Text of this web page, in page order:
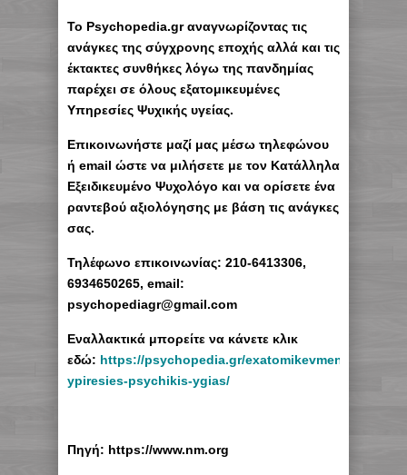
Το Psychopedia.gr αναγνωρίζοντας τις
ανάγκες της σύγχρονης εποχής αλλά και τις
έκτακτες συνθήκες λόγω της πανδημίας
παρέχει σε όλους εξατομικευμένες
Υπηρεσίες Ψυχικής υγείας.
Επικοινωνήστε μαζί μας μέσω τηλεφώνου
ή email ώστε να μιλήσετε με τον Κατάλληλα
Εξειδικευμένο Ψυχολόγο και να ορίσετε ένα
ραντεβού αξιολόγησης με βάση τις ανάγκες
σας.
Τηλέφωνο επικοινωνίας: 210-6413306,
6934650265, email:
psychopediagr@gmail.com
Εναλλακτικά μπορείτε να κάνετε κλικ
εδώ: https://psychopedia.gr/exatomikevmenes-
ypiresies-psychikis-ygias/
Πηγή: https://www.nm.org